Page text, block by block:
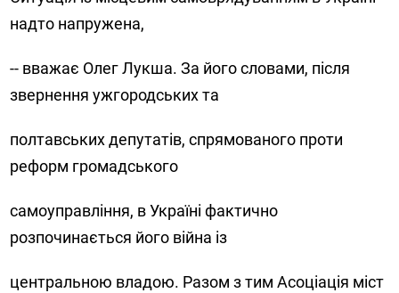
надто напружена,
-- вважає Олег Лукша. За його словами, після
звернення ужгородських та
полтавських депутатів, спрямованого проти
реформ громадського
самоуправління, в Україні фактично
розпочинається його війна із
центральною владою. Разом з тим Асоціація міст